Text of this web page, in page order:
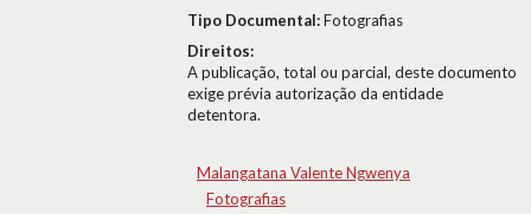
Tipo Documental:Fotografias
Direitos:
A publicação, total ou parcial, deste documento
exige prévia autorização da entidade
detentora.
Malangatana Valente Ngwenya
Fotografias